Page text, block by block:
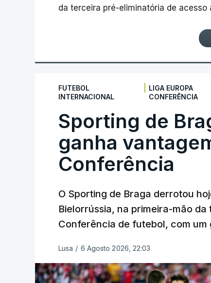
da terceira pré-eliminatória de
FUTEBOL
INTERNACIONAL
LIGA EUROPA
CONFERÊNCIA
Sporting de
ganha
Conferência
O Sporting de Braga derrotou
Bielorrússia, na primeira-mão
Conferência de futebol, com um
Lusa / 6 Agosto 2026, 22:03